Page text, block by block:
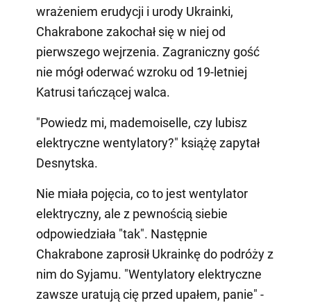
wrażeniem erudycji i urody Ukrainki,
Chakrabone zakochał się w niej od
pierwszego wejrzenia. Zagraniczny gość
nie mógł oderwać wzroku od 19-letniej
Katrusi tańczącej walca.
"Powiedz mi, mademoiselle, czy lubisz
elektryczne wentylatory?" książę zapytał
Desnytska.
Nie miała pojęcia, co to jest wentylator
elektryczny, ale z pewnością siebie
odpowiedziała "tak". Następnie
Chakrabone zaprosił Ukrainkę do podróży z
nim do Syjamu. "Wentylatory elektryczne
zawsze uratują cię przed upałem, panie" -